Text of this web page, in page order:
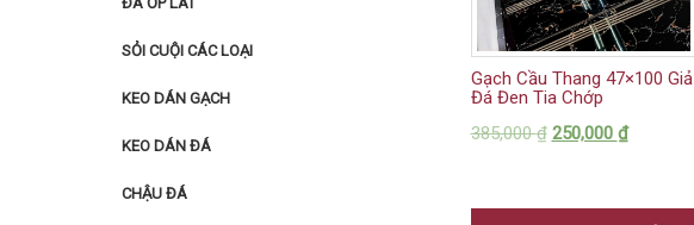
Gạch Cầu Thang 47×100 Giả
Đá Đen Tia Chớp
385,000₫ 250,000 ₫
SỎI CUỘI CÁC LOẠI
KEO DÁN GẠCH
KEO DÁN ĐÁ
CHẬU ĐÁ